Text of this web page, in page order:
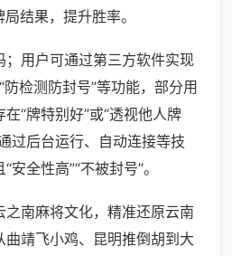
结果，提升胜率。
；用户可通过第三方软件实现
防检测防封号”等功能，部分用
“牌特别好”或“透视他人牌
过后台运行、自动连接等技
全性高”“不被封号”。
南麻将文化，精准还原云南
靖飞小鸡、昆明推倒胡到大